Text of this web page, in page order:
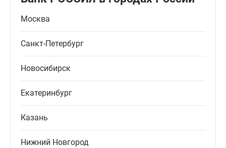
Москва
Санкт-Петербург
Новосибирск
Екатеринбург
Казань
Нижний Новгород